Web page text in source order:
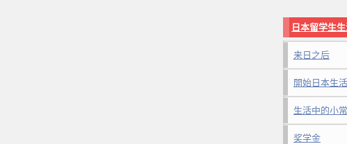
日本留学生
来日之后
開始日本生活
生活中的小
奖学金